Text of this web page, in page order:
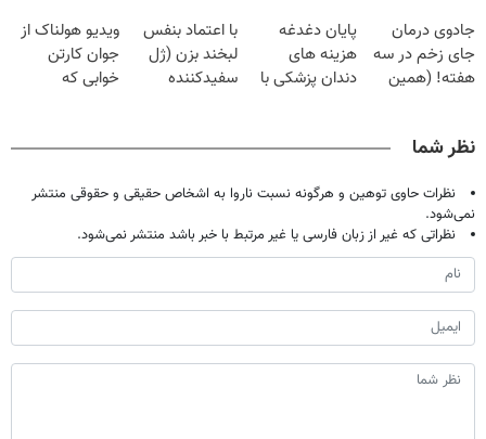
میلیون تومان!!!
میلیون !
جادوی درمان
جای زخم در سه
هفته! (همین
پایان دغدغه
هزینه های
دندان پزشکی با
با اعتماد بنفس
لبخند بزن (ژل
سفیدکننده
ویدیو هولناک از
جوان کارتن
خوابی که
نظر شما
نظرات حاوی توهین و هرگونه نسبت ناروا به اشخاص حقیقی و حقوقی منتشر
نمی‌شود.
نظراتی که غیر از زبان فارسی یا غیر مرتبط با خبر باشد منتشر نمی‌شود.